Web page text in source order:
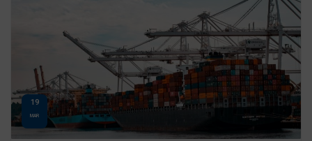
19
MAR